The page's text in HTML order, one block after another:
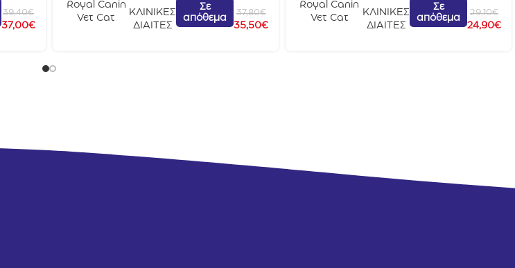
39,40€
37,00€
Royal Canin
Vet Cat
ΚΛΙΝΙΚΕΣ
ΔΙΑΙΤΕΣ
Σε
απόθεμα
37,80€
35,50€
Royal Canin
Vet Cat
ΚΛΙΝΙΚΕΣ
ΔΙΑΙΤΕΣ
Σε
απόθεμα
29,10€
24,90€